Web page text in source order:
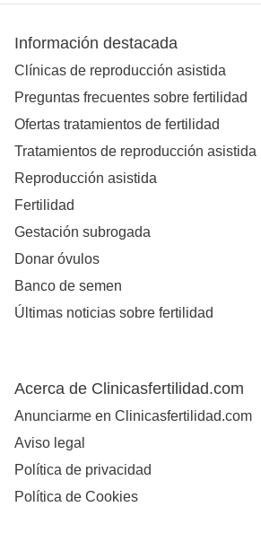
Información destacada
Clínicas de reproducción asistida
Preguntas frecuentes sobre fertilidad
Ofertas tratamientos de fertilidad
Tratamientos de reproducción asistida
Reproducción asistida
Fertilidad
Gestación subrogada
Donar óvulos
Banco de semen
Últimas noticias sobre fertilidad
Acerca de Clinicasfertilidad.com
Anunciarme en Clinicasfertilidad.com
Aviso legal
Política de privacidad
Política de Cookies